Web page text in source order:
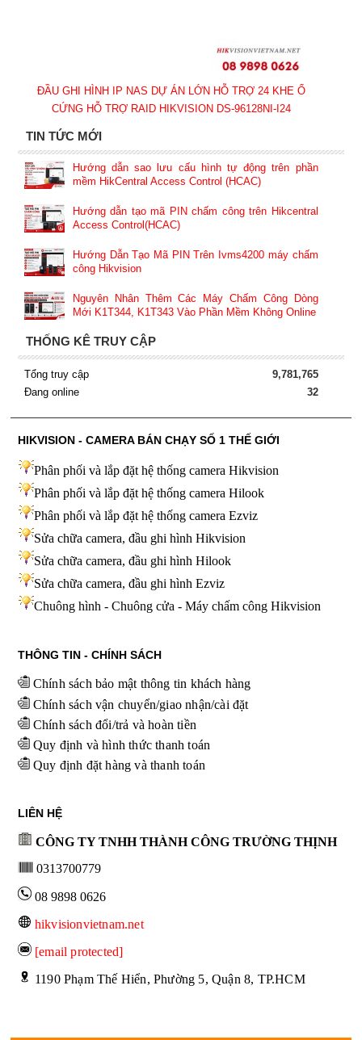
ĐẦU GHI HÌNH IP NAS DỰ ÁN LỚN HỖ TRỢ 24 KHE Ổ
CỨNG HỖ TRỢ RAID HIKVISION DS-96128NI-I24
TIN TỨC MỚI
Hướng dẫn sao lưu cấu hình tự động trên phần
mềm HikCentral Access Control (HCAC)
Hướng dẫn tạo mã PIN chấm công trên Hikcentral
Access Control(HCAC)
Hướng Dẫn Tạo Mã PIN Trên Ivms4200 máy chấm
công Hikvision
Nguyên Nhân Thêm Các Máy Chấm Công Dòng
Mới K1T344, K1T343 Vào Phần Mềm Không Online
THỐNG KÊ TRUY CẬP
Tổng truy cập
9,781,765
Đang online
32
HIKVISION - CAMERA BÁN CHẠY SỐ 1 THẾ GIỚI
Phân phối và lắp đặt hệ thống camera Hikvision
Phân phối và lắp đặt hệ thống camera Hilook
Phân phối và lắp đặt hệ thống camera Ezviz
Sửa chữa camera, đầu ghi hình Hikvision
Sửa chữa camera, đầu ghi hình Hilook
Sửa chữa camera, đầu ghi hình Ezviz
Chuông hình - Chuông cửa - Máy chấm công Hikvision
THÔNG TIN - CHÍNH SÁCH
Chính sách bảo mật thông tin khách hàng
Chính sách vận chuyển/giao nhận/cài đặt
Chính sách đổi/trả và hoàn tiền
Quy định và hình thức thanh toán
Quy định đặt hàng và thanh toán
LIÊN HỆ
CÔNG TY TNHH THÀNH CÔNG TRƯỜNG THỊNH
0313700779
08 9898 0626
hikvisionvietnam.net
[email protected]
1190 Phạm Thế Hiển, Phường 5, Quận 8, TP.HCM